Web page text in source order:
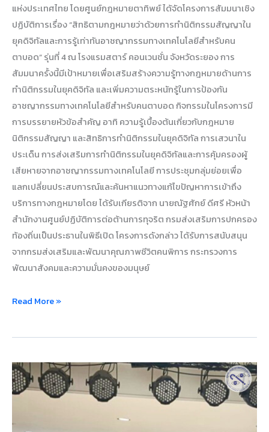
แห่งประเทศไทย โดยศูนย์กฎหมายตาทิพย์ ได้จัดโครงการสัมมนาเชิง
ปฏิบัติการเรื่อง “สิทธิตามกฎหมายว่าด้วยการทำนิติกรรมสัญญาใน
ยุคดิจิทัลและการรู้เท่าทันอาชญากรรมทางเทคโนโลยีสำหรับคน
ตาบอด” รุ่นที่ 4 ณ โรงแรมสตาร์ คอนเวนชั่น จังหวัดระยอง การ
สัมมนาครั้งนี้มีเป้าหมายเพื่อเสริมสร้างความรู้ทางกฎหมายด้านการ
ทำนิติกรรมในยุคดิจิทัล และเพิ่มความตระหนักรู้ในการป้องกัน
อาชญากรรมทางเทคโนโลยีสำหรับคนตาบอด กิจกรรมในโครงการมี
การบรรยายหัวข้อสำคัญ อาทิ ความรู้เบื้องต้นเกี่ยวกับกฎหมาย
นิติกรรมสัญญา และสิทธิการทำนิติกรรมในยุคดิจิทัล การเสวนาใน
ประเด็น การส่งเสริมการทำนิติกรรมในยุคดิจิทัลและการคุ้มครองผู้
เสียหายจากอาชญากรรมทางเทคโนโลยี การประชุมกลุ่มย่อยเพื่อ
แลกเปลี่ยนประสบการณ์และค้นหาแนวทางแก้ไขปัญหาการเข้าถึง
บริการทางกฎหมายโดย ได้รับเกียรติจาก นายณัฐศักย์ ดีศรี หัวหน้า
สำนักงานศูนย์ปฏิบัติการต่อต้านการทุจริต กรมส่งเสริมการปกครอง
ท้องถิ่นเป็นประธานในพิธีเปิด โครงการดังกล่าว ได้รับการสนับสนุน
จากกรมส่งเสริมและพัฒนาคุณภาพชีวิตคนพิการ กระทรวงการ
พัฒนาสังคมและความมั่นคงของมนุษย์
Read More »
สร้าง
ความ